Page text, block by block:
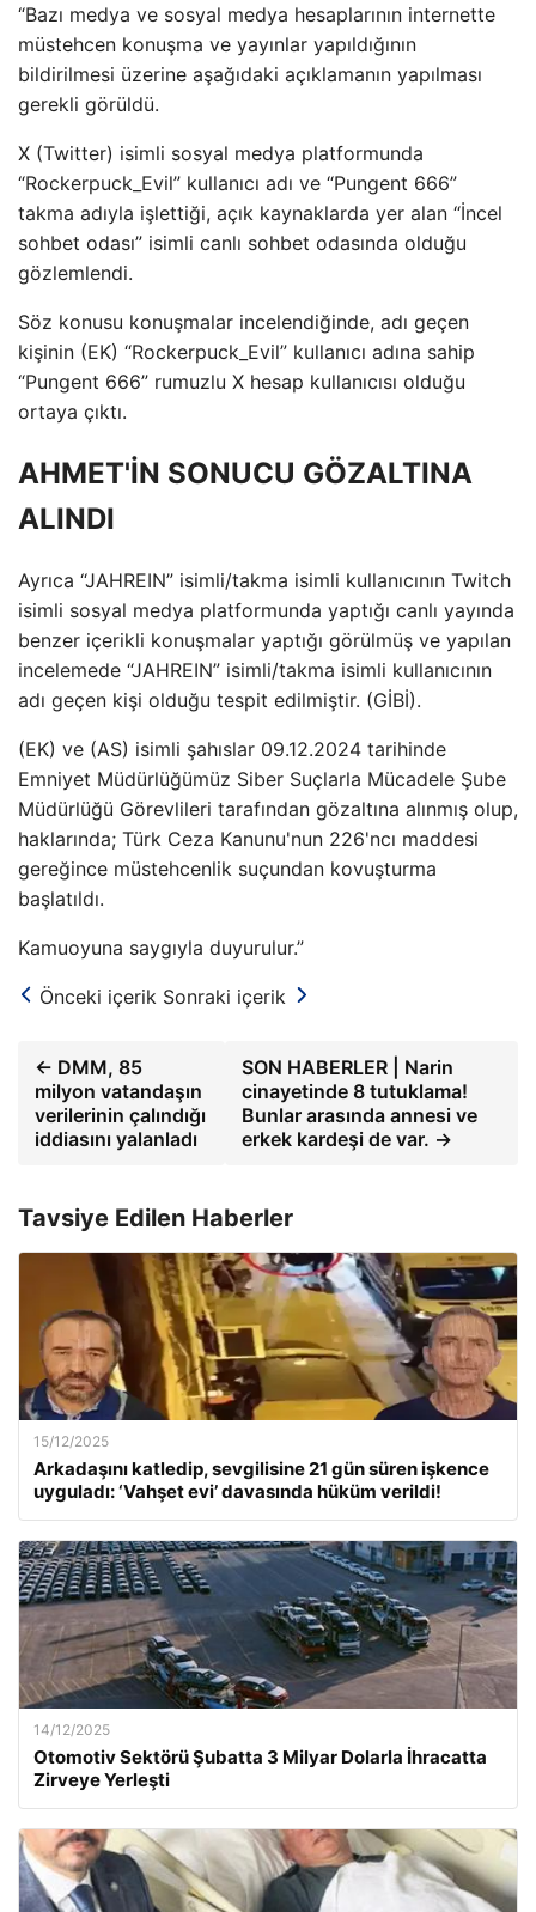
“Bazı medya ve sosyal medya hesaplarının internette
müstehcen konuşma ve yayınlar yapıldığının
bildirilmesi üzerine aşağıdaki açıklamanın yapılması
gerekli görüldü.
X (Twitter) isimli sosyal medya platformunda
“Rockerpuck_Evil” kullanıcı adı ve “Pungent 666”
takma adıyla işlettiği, açık kaynaklarda yer alan “İncel
sohbet odası” isimli canlı sohbet odasında olduğu
gözlemlendi.
Söz konusu konuşmalar incelendiğinde, adı geçen
kişinin (EK) “Rockerpuck_Evil” kullanıcı adına sahip
“Pungent 666” rumuzlu X hesap kullanıcısı olduğu
ortaya çıktı.
AHMET'İN SONUCU GÖZALTINA
ALINDI
Ayrıca “JAHREIN” isimli/takma isimli kullanıcının Twitch
isimli sosyal medya platformunda yaptığı canlı yayında
benzer içerikli konuşmalar yaptığı görülmüş ve yapılan
incelemede “JAHREIN” isimli/takma isimli kullanıcının
adı geçen kişi olduğu tespit edilmiştir. (GİBİ).
(EK) ve (AS) isimli şahıslar 09.12.2024 tarihinde
Emniyet Müdürlüğümüz Siber Suçlarla Mücadele Şube
Müdürlüğü Görevlileri tarafından gözaltına alınmış olup,
haklarında; Türk Ceza Kanunu'nun 226'ncı maddesi
gereğince müstehcenlik suçundan kovuşturma
başlatıldı.
Kamuoyuna saygıyla duyurulur.”
Önceki içerik Sonraki içerik
← DMM, 85
milyon vatandaşın
verilerinin çalındığı
iddiasını yalanladı
SON HABERLER | Narin
cinayetinde 8 tutuklama!
Bunlar arasında annesi ve
erkek kardeşi de var. →
Tavsiye Edilen Haberler
15/12/2025
Arkadaşını katledip, sevgilisine 21 gün süren işkence
uyguladı: ‘Vahşet evi’ davasında hüküm verildi!
14/12/2025
Otomotiv Sektörü Şubatta 3 Milyar Dolarla İhracatta
Zirveye Yerleşti